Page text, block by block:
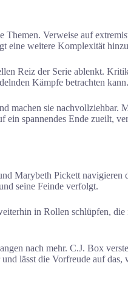
Verweise auf
eine weitere Komplexität
Reiz der Serie ablenkt.
Kämpfe betrachten kann.
machen sie nachvollziehbar.
spannendes Ende zueilt,
Marybeth Pickett
seine Feinde verfolgt.
in Rollen schlüpfen,
nach mehr. C.J. Box
lässt die Vorfreude auf das,